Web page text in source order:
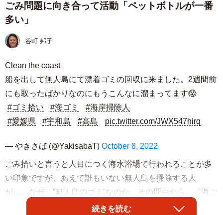
ごみ問題に向き合って活動「ペットボトルが一番
多い」
谷町 邦子
Clean the coast
船を出して無人島にて漂着ゴミの回収に来ました。2週間前
にも取ったばかりなのにもうこんなに溜まってます😱
#ゴミ拾い
#海ゴミ
#海岸掃除人
#愛媛県
#宇和島 #高島 pic.twitter.com/JWX547hirq
— やきさば (@YakisabaT) October 8, 2022
ごみ拾いと言うと人目につく海水浴場で行われることが多
い印象ですが、あえて誰もいない無人島を掃除する人
が…。なぜ、”無人島のゴミ”なのか。その理由から、「海ご
み」を取り巻く状況と投稿者の広い視点が見えてきまし
続きを読む